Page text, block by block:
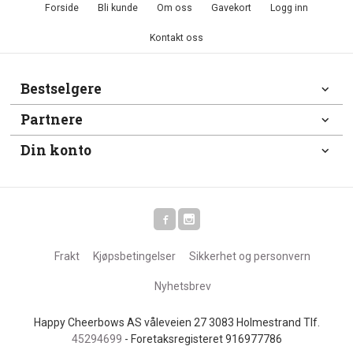
Forside Bli kunde Om oss Gavekort Logg inn
Kontakt oss
Bestselgere
Partnere
Din konto
Frakt Kjøpsbetingelser Sikkerhet og personvern
Nyhetsbrev
Happy Cheerbows AS våleveien 27 3083 Holmestrand Tlf.
45294699 - Foretaksregisteret 916977786